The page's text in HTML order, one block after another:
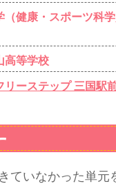
健康・スポーツ科学
高等学校
リーステップ 三国駅
ていなかった単元